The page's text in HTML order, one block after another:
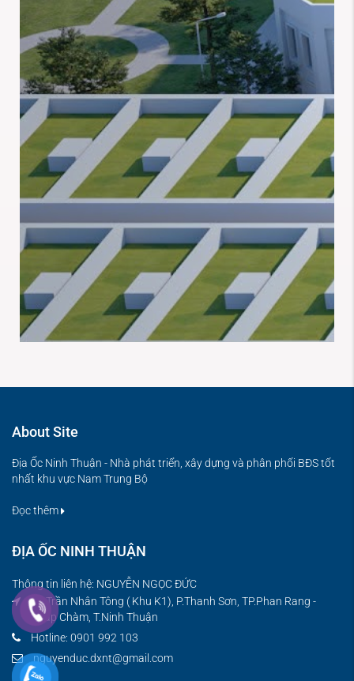
About Site
Địa Ốc Ninh Thuận - Nhà phát triển, xây dựng và phân phối BĐS tốt
nhất khu vực Nam Trung Bộ
Đọc thêm
ĐỊA ỐC NINH THUẬN
Thông tin liên hệ: NGUYỄN NGỌC ĐỨC
08 Trần Nhân Tông ( Khu K1), P.Thanh Sơn, TP.Phan Rang -
Tháp Chàm, T.Ninh Thuận
Hotline: 0901 992 103
nguyenduc.dxnt@gmail.com